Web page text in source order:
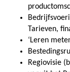
Tarieven,
‘Leren
Regiovisie